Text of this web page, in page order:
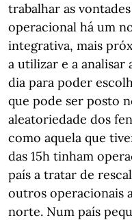
trabalhar as
operacional há um
integrativa, mais
a utilizar e a analisar
dia para poder
que pode ser posto
aleatoriedade dos
como aquela que
das 15h tinham
país a tratar de
outros operacionais
norte. Num país